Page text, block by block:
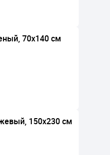
70х140 см
150х230 см